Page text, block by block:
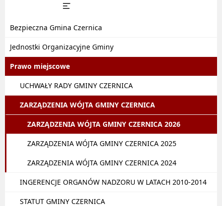
Bezpieczna Gmina Czernica
Jednostki Organizacyjne Gminy
Prawo miejscowe
UCHWAŁY RADY GMINY CZERNICA
ZARZĄDZENIA WÓJTA GMINY CZERNICA
ZARZĄDZENIA WÓJTA GMINY CZERNICA 2026
ZARZĄDZENIA WÓJTA GMINY CZERNICA 2025
ZARZĄDZENIA WÓJTA GMINY CZERNICA 2024
INGERENCJE ORGANÓW NADZORU W LATACH 2010-2014
STATUT GMINY CZERNICA